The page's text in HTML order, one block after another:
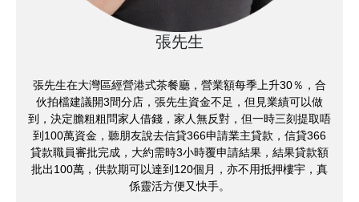
張先生
張先生在大灣區經營港式茶餐廳，營業額每季上升30％，合
伙拍檔建議開3間分店，張先生資金不足，但見業績可以做
到，決定膽粗粗問家人借錢，家人無反對，但一時三刻提取唔
到100萬資金，聽朋友說去信貸366申請業主貸款，信貸366
貸款職員審批完成，大約需時3小時覆申請結果，結果貸款額
批出100萬，供款期可以達到120個月，亦不用抵押樓宇，真
係靈活方便又快手。